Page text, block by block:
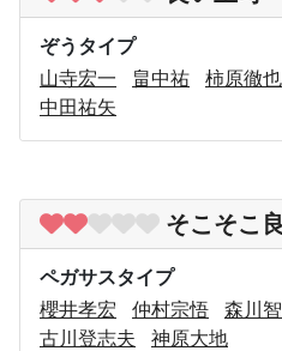
ぞうタイプ
山寺宏一
畠中祐 柿原徹也
中田祐矢
そこそこ
ペガサスタイプ
櫻井孝宏
仲村宗悟 森川
古川登志夫
神原大地